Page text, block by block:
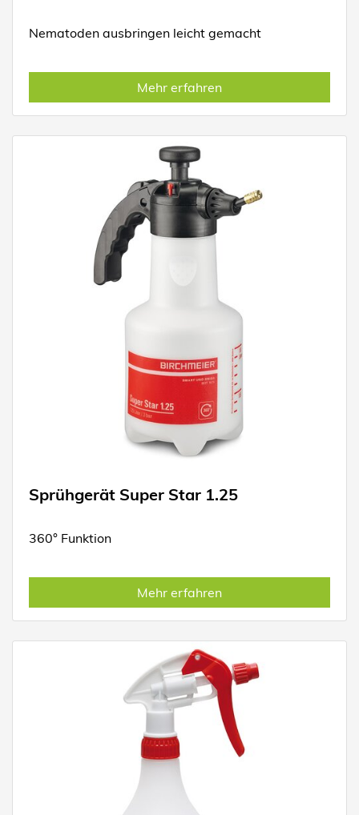
Nematoden ausbringen leicht gemacht
Mehr erfahren
Sprühgerät Super Star 1.25
360° Funktion
Mehr erfahren